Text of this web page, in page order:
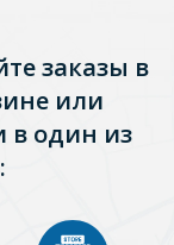
заказы в
или
в один из